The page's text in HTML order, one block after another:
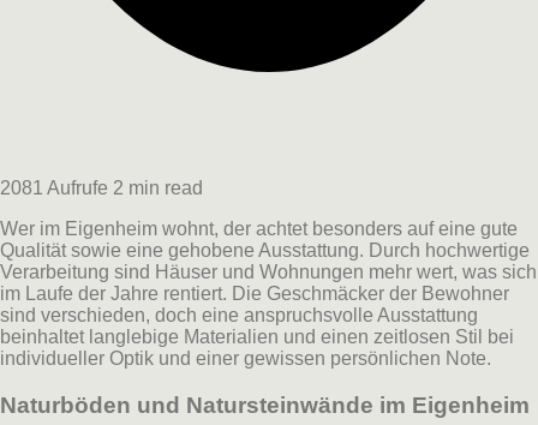
2081 Aufrufe 2 min read
Wer im Eigenheim wohnt, der achtet besonders auf eine gute
Qualität sowie eine gehobene Ausstattung. Durch hochwertige
Verarbeitung sind Häuser und Wohnungen mehr wert, was sich
im Laufe der Jahre rentiert. Die Geschmäcker der Bewohner
sind verschieden, doch eine anspruchsvolle Ausstattung
beinhaltet langlebige Materialien und einen zeitlosen Stil bei
individueller Optik und einer gewissen persönlichen Note.
Naturböden und Natursteinwände im Eigenheim